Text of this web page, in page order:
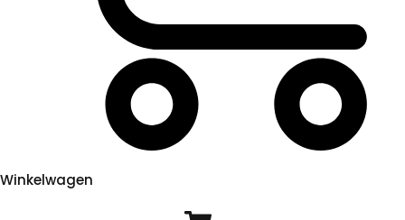
Winkelwagen